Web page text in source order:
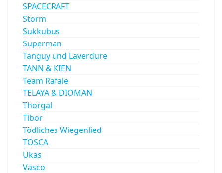
SPACECRAFT
Storm
Sukkubus
Superman
Tanguy und Laverdure
TANN & KIEN
Team Rafale
TELAYA & DIOMAN
Thorgal
Tibor
Tödliches Wiegenlied
TOSCA
Ukas
Vasco